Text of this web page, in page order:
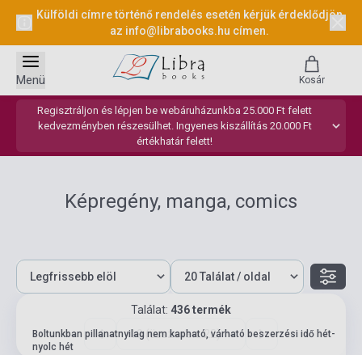
Külföldi címre történő rendelés esetén kérjük érdeklődjön
az info@librabooks.hu címen.
Regisztráljon és lépjen be webáruházunkba 25.000 Ft felett
kedvezményben részesülhet. Ingyenes kiszállítás 20.000 Ft
értékhatár felett!
Menü Kosár
Képregény, manga, comics
Találat: 436 termék
19 (összesen: 22)
Boltunkban pillanatnyilag nem kapható, várható beszerzési idő hét-
nyolc hét